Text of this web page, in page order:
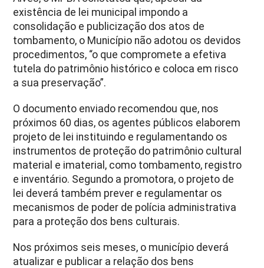
existência de lei municipal impondo a
consolidação e publicização dos atos de
tombamento, o Município não adotou os devidos
procedimentos, “o que compromete a efetiva
tutela do patrimônio histórico e coloca em risco
a sua preservação”.
O documento enviado recomendou que, nos
próximos 60 dias, os agentes públicos elaborem
projeto de lei instituindo e regulamentando os
instrumentos de proteção do patrimônio cultural
material e imaterial, como tombamento, registro
e inventário. Segundo a promotora, o projeto de
lei deverá também prever e regulamentar os
mecanismos de poder de polícia administrativa
para a proteção dos bens culturais.
Nos próximos seis meses, o município deverá
atualizar e publicar a relação dos bens